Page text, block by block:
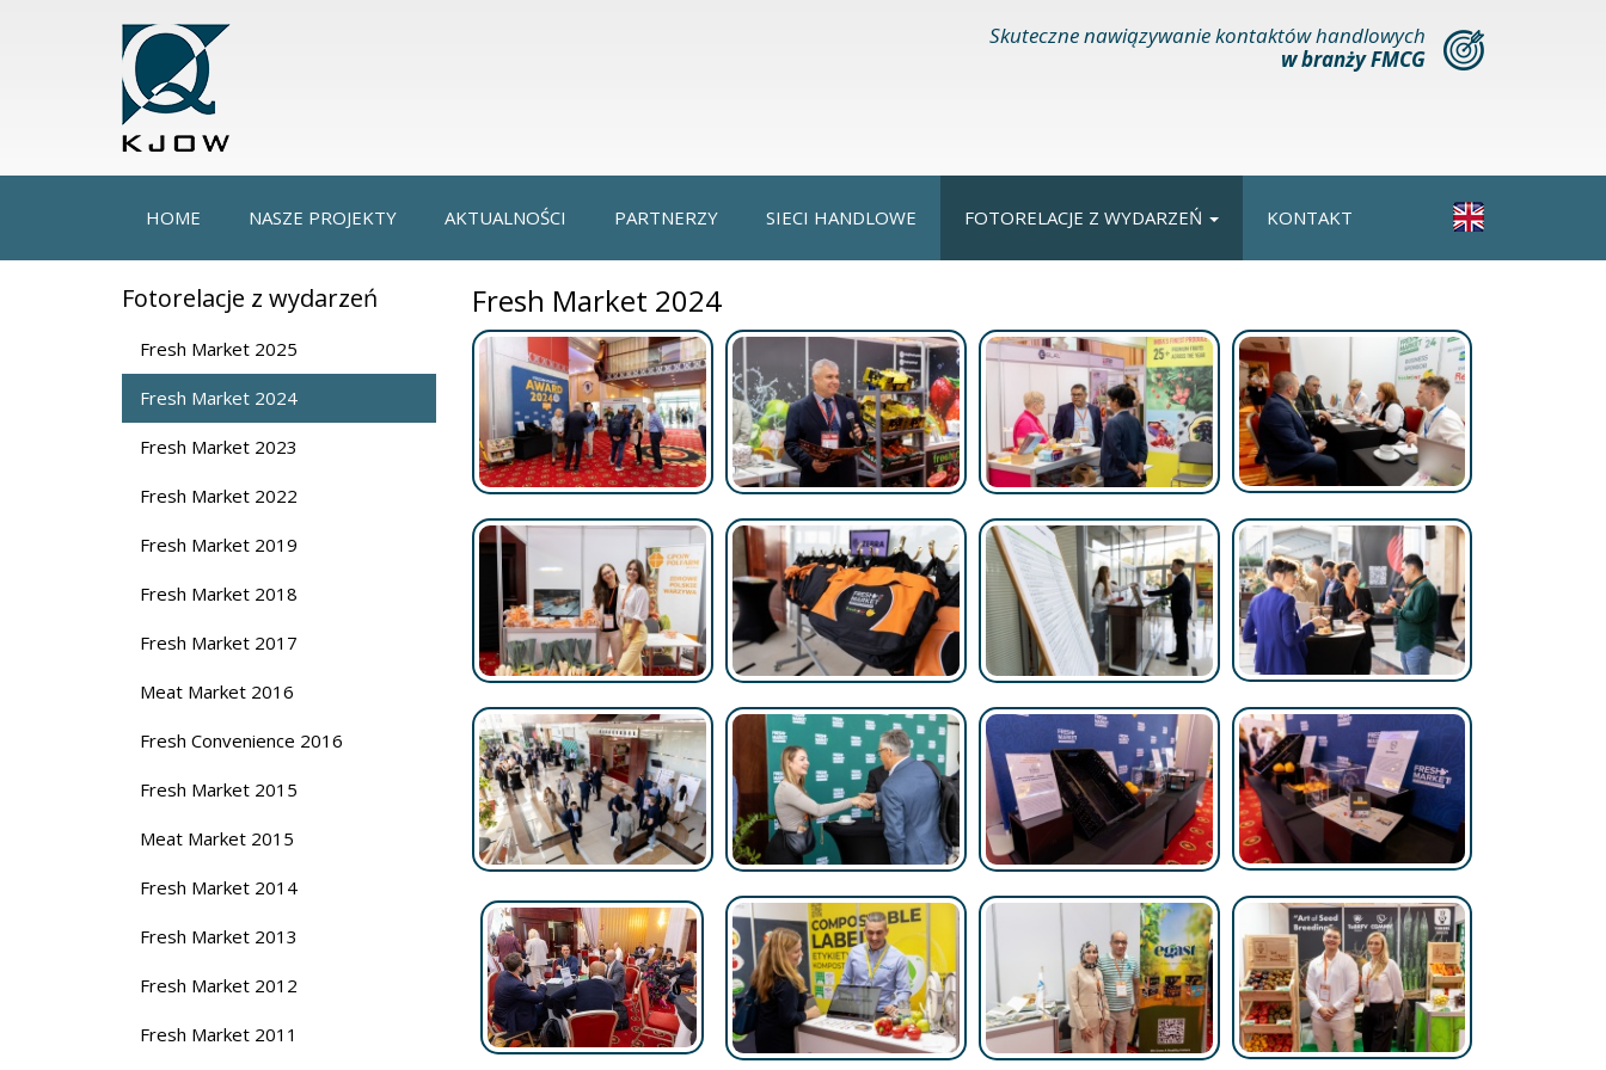
Skuteczne nawiązywanie kontaktów handlowych
w branży FMCG
HOME NASZE PROJEKTY AKTUALNOŚCI PARTNERZY SIECI HANDLOWE FOTORELACJE Z WYDARZEŃ KONTAKT
Fotorelacje z wydarzeń
Fresh Market 2025
Fresh Market 2024
Fresh Market 2023
Fresh Market 2022
Fresh Market 2019
Fresh Market 2018
Fresh Market 2017
Meat Market 2016
Fresh Convenience 2016
Fresh Market 2015
Meat Market 2015
Fresh Market 2014
Fresh Market 2013
Fresh Market 2012
Fresh Market 2011
Fresh Market 2024